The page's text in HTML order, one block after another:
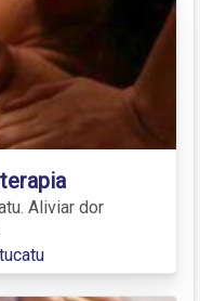
Aliviar dor